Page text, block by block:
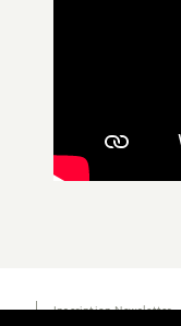
Inscription Newsletter